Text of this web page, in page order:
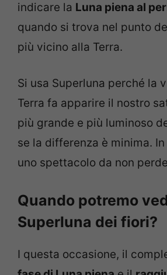
indicare la Luna piena al
quando si trova nel punto
più vicino alla Terra.
Si usa Superluna perché la
Terra fa apparire il nostro
più grande e più luminoso
se la differenza è minima.
uno spettacolo da non
Quando potremo
Superluna dei fiori?
I questa occasione, il